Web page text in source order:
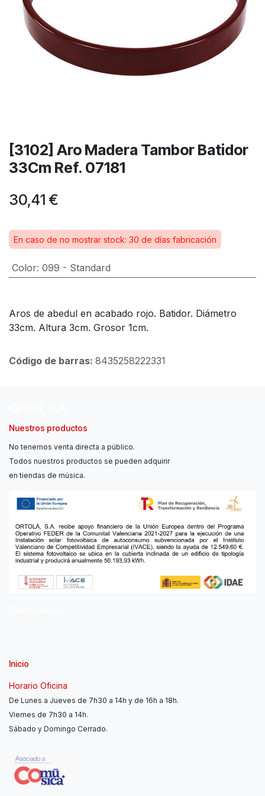
[3102] Aro Madera Tambor Batidor
33Cm Ref. 07181
30,41 €
En caso de no mostrar stock: 30 de días fabricación
Color: 099 - Standard
Aros de abedul en acabado rojo. Batidor. Diámetro
33cm. Altura 3cm. Grosor 1cm.
Código de barras: 8435258222331
Nuestros productos
No tenemos venta directa a público.
Todos nuestros productos se pueden adquirir
en tiendas de música.
Inicio
Horario Oficina
De Lunes a Jueves de 7h30 a 14h y de 16h a 18h.
Viernes de 7h30 a 14h.
Sábado y Domingo Cerrado.